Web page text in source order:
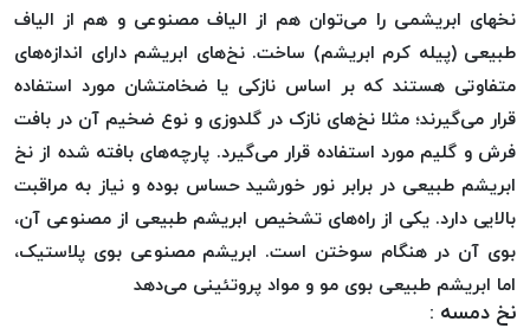
توری
پلیسه
کرد
KORD
OMEGA
نخ
توری
پلیسه
پی
نخهای ابریشمی را می‌توان هم از الیاف مصنوعی و هم از الیاف
طبیعی (پیله کرم ابریشم) ساخت. نخ‌های ابریشم دارای اندازه‌های
متفاوتی هستند که بر اساس نازکی یا ضخامتشان مورد استفاده
قرار می‌گیرند؛ مثلا نخ‌های نازک در گلدوزی و نوع ضخیم آن در بافت
فرش و گلیم مورد استفاده قرار می‌گیرد. پارچه‌های بافته شده از نخ
ابریشم طبیعی در برابر نور خورشید حساس بوده و نیاز به مراقبت
بالایی دارد. یکی از راه‌های تشخیص ابریشم طبیعی از مصنوعی آن،
بوی آن در هنگام سوختن است. ابریشم مصنوعی بوی پلاستیک،
اما ابریشم طبیعی بوی مو و مواد پروتئینی می‌دهد
نخ دمسه :